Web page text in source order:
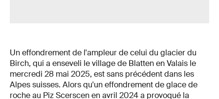
Un effondrement de l'ampleur de celui du glacier du
Birch, qui a enseveli le village de Blatten en Valais le
mercredi 28 mai 2025, est sans précédent dans les
Alpes suisses. Alors qu'un effondrement de glace de
roche au Piz Scerscen en avril 2024 a provoqué la